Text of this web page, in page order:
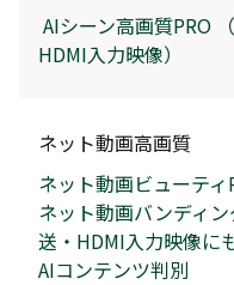
AIシーン高画質PRO
HDMI入力映像）
ネット動画高画質
ネット動画ビューティ
ネット動画バンディ
送・HDMI入力映像に
AIコンテンツ判別